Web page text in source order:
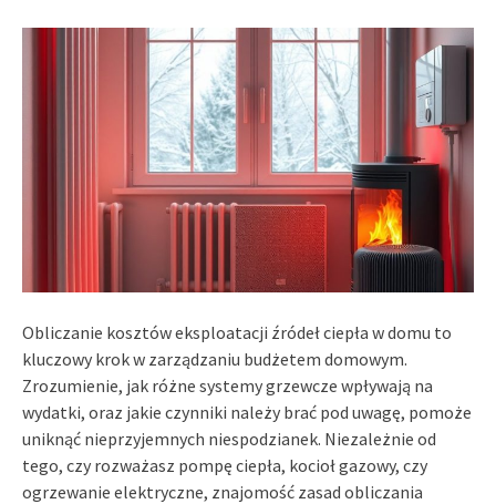
Obliczanie kosztów eksploatacji źródeł ciepła w domu to
kluczowy krok w zarządzaniu budżetem domowym.
Zrozumienie, jak różne systemy grzewcze wpływają na
wydatki, oraz jakie czynniki należy brać pod uwagę, pomoże
uniknąć nieprzyjemnych niespodzianek. Niezależnie od
tego, czy rozważasz pompę ciepła, kocioł gazowy, czy
ogrzewanie elektryczne, znajomość zasad obliczania